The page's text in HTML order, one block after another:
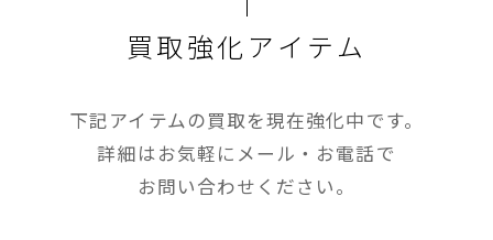
買取強化アイテム
下記アイテムの買取を現在強化中です。
詳細はお気軽にメール・お電話で
お問い合わせください。